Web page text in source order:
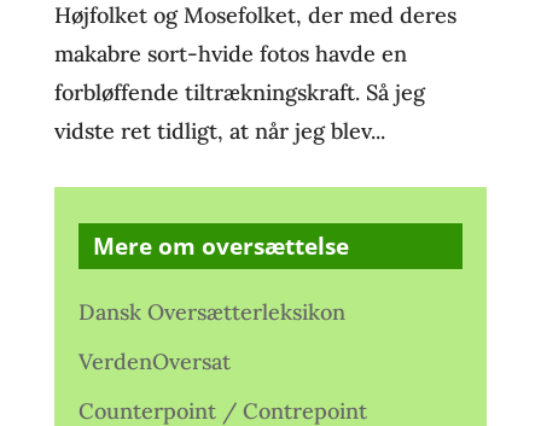
Højfolket og Mosefolket, der med deres
makabre sort-hvide fotos havde en
forbløffende tiltrækningskraft. Så jeg
vidste ret tidligt, at når jeg blev...
Mere om oversættelse
Dansk Oversætterleksikon
VerdenOversat
Counterpoint / Contrepoint